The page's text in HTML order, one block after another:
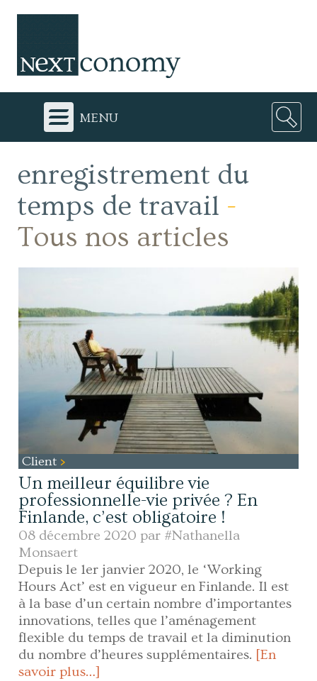
menu
enregistrement du
temps de travail -
Tous nos articles
Client
Un meilleur équilibre vie
professionnelle-vie privée ? En
Finlande, c’est obligatoire !
08 décembre 2020 par #Nathanella
Monsaert
Depuis le 1er janvier 2020, le ‘Working
Hours Act’ est en vigueur en Finlande. Il est
à la base d’un certain nombre d’importantes
innovations, telles que l’aménagement
flexible du temps de travail et la diminution
du nombre d’heures supplémentaires. [En
savoir plus…]